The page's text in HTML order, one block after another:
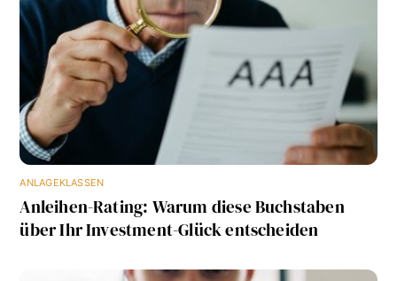
ANLAGEKLASSEN
Anleihen-Rating: Warum diese Buchstaben
über Ihr Investment-Glück entscheiden